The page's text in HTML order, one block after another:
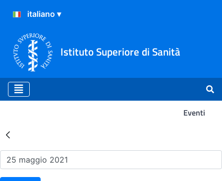
Istituto Superiore di Sanità
Eventi
Risultati della Ricerca -